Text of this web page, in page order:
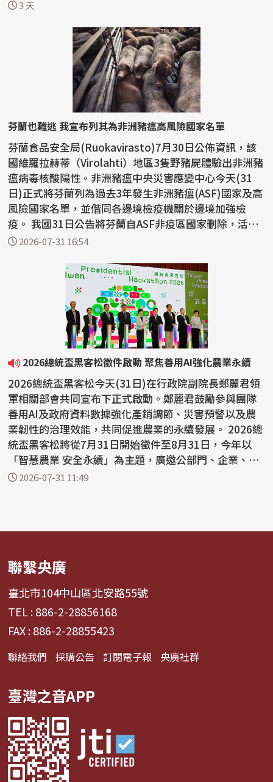
3 天
芬蘭也難逃 我宣布列其為非洲豬瘟高風險國家名單
芬蘭食品安全局(Ruokavirasto)7月30日公佈資訊，該
國維羅拉赫蒂（Virolahti）地區3隻野豬屍體驗出非洲豬
瘟病毒核酸陽性。非洲豬瘟中央災害應變中心今天(31
日)正式將芬蘭列為過去3年發生非洲豬瘟(ASF)國家及高
風險國家名單，並偕同各邊境檢疫機關於邊境加強檢
疫。 我國31日公告將芬蘭自ASF非疫區國家刪除，活豬
及豬肉...
2026-07-31 16:54
2026總統盃黑客松徵件啟動 聚焦善用AI強化農業永續
2026總統盃黑客松今天(31日)在行政院副院長鄭麗君領
軍相關部會共同宣布下正式啟動。鄭麗君鼓勵參與團隊
善用AI及政府資料數據強化產銷調節、災害預警以及農
業韌性的治理效能，共同促進農業的永續發展。 2026總
統盃黑客松將從7月31日開始徵件至8月31日，今年以
「智慧農業 安全永續」為主題，廣邀公部門、企業、學
術研究...
2026-07-31 11:49
聯繫央廣
臺北市104中山區北安路55號
TEL : 886-2-28856168
FAX : 886-2-28855423
聯絡我們 採購公告 訂閱電子報 央廣社群
臺灣之音APP